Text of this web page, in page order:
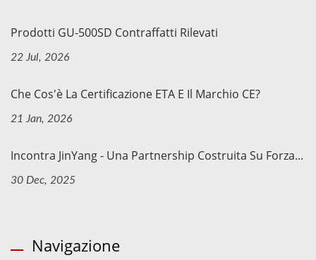
Prodotti GU-500SD Contraffatti Rilevati
22 Jul, 2026
Che Cos'è La Certificazione ETA E Il Marchio CE?
21 Jan, 2026
Incontra JinYang - Una Partnership Costruita Su Forza...
30 Dec, 2025
Navigazione